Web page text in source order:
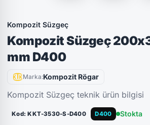
Kompozit Süzgeç
Kompozit Süzgeç
mm D400
Marka:Kompozit Rögar
Kompozit Süzgeç teknik ürün bilgisi
Kod: KKT-3530-S-D400 D400 Stokta